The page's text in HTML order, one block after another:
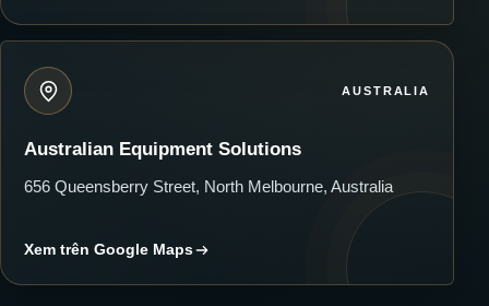
AUSTRALIA
Australian Equipment Solutions
656 Queensberry Street, North Melbourne, Australia
Xem trên Google Maps